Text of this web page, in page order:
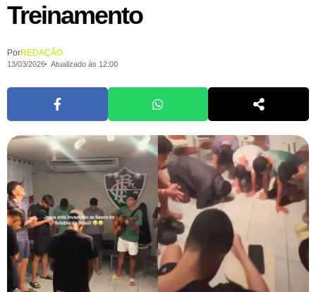
Treinamento
PorREDAÇÃO
13/03/2026 Atualizado às 12:00